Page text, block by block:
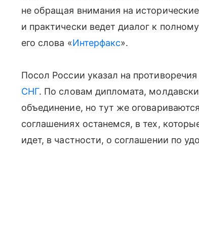
не обращая внимания на
и практически ведет диалог к
его слова «Интерфакс».
Посол России указал на
СНГ. По словам дипломата,
объединение, но тут же
соглашениях останемся, в тех,
идет, в частности, о соглашении по